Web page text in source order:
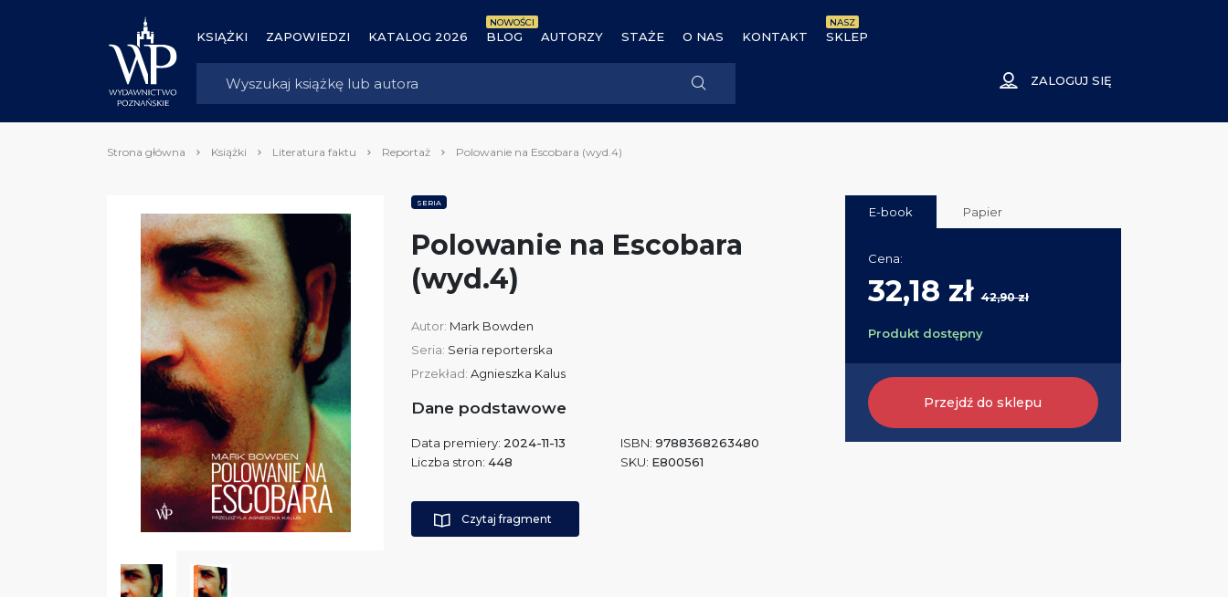
KSIĄŻKI ZAPOWIEDZI KATALOG 2026 BLOG
NOWOŚCI
AUTORZY STAŻE O NAS KONTAKT SKLEP
NASZ
ZALOGUJ SIĘ
Strona główna Książki Literatura faktu Reportaż Polowanie na Escobara (wyd.4)
SERIA
Polowanie na Escobara
(wyd.4)
Autor: Mark Bowden
Seria: Seria reporterska
Przekład: Agnieszka Kalus
Dane podstawowe
Data premiery: 2024-11-13
Liczba stron: 448
ISBN: 9788368263480
SKU: E800561
Czytaj fragment
E-book Papier
Cena:
32,18 zł42,90 zł
Produkt dostępny
Przejdź do sklepu